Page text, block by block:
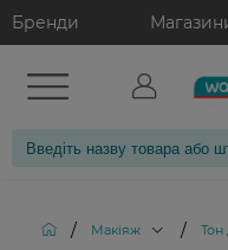
Бренди
/ Макіяж / Тон